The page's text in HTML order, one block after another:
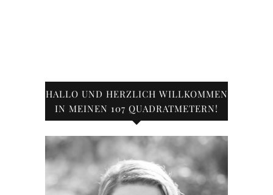
HALLO UND HERZLICH WILLKOMMEN
IN MEINEN 107 QUADRATMETERN!